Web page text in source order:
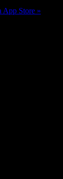
App Store »